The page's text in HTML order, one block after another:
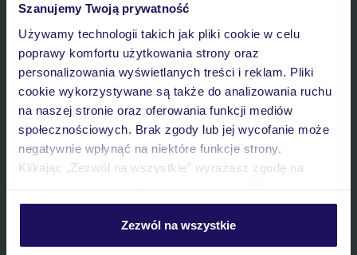
Szanujemy Twoją prywatność
Używamy technologii takich jak pliki cookie w celu
poprawy komfortu użytkowania strony oraz
personalizowania wyświetlanych treści i reklam. Pliki
cookie wykorzystywane są także do analizowania ruchu
na naszej stronie oraz oferowania funkcji mediów
społecznościowych. Brak zgody lub jej wycofanie może
negatywnie wpłynąć na niektóre funkcje strony.
Klikając „Zezwól na wszystkie” wyrażasz zgodę na
personalizować swój wybór wchodząc w zakładkę
Szczegółowe informacje o plikach cookie znajdziesz
Zezwól na wszystkie
IMIĘ*
Wyrażam zgodę na przetwarzanie danych osobowych przez TUI
Poland Sp. z o.o. i TUI Poland Dystrybucja Sp. z o.o. w celach
marketingowych, w zakresie oraz celu wskazanym w
przetwarzaniu danych osobowych”
, poprzez elektroniczną formę
komunikacji (e-mail), także z użyciem tzw. automatycznych
Zapisz się